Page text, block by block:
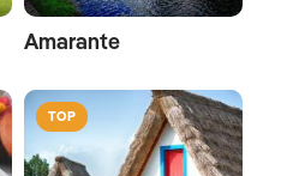
týždenne
Amarante
TOP